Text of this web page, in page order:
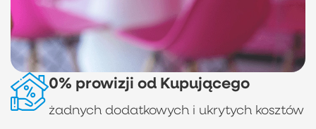
0% prowizji od Kupującego
żadnych dodatkowych i ukrytych kosztów